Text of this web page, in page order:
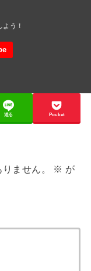
送る Pocket
ません。 ※ が